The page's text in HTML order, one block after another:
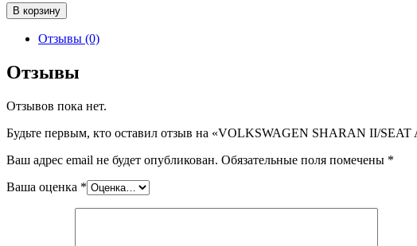
Количество
товара
VOLKSWAGEN
II/SEAT
ALHAMBRA
MPV
7616),
В корзину
Отзывы (0)
Отзывы
Отзывов пока нет.
Будьте первым, кто оставил отзыв на «VOLKSWAGEN SHARAN II/
Ваш адрес email не будет опубликован. Обязательные поля помечены *
Ваша оценка *